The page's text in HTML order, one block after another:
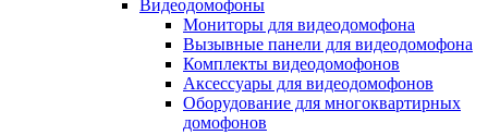
Видеодомофоны
Мониторы для видеодомофона
Вызывные панели для видеодомофона
Комплекты видеодомофонов
Аксессуары для видеодомофонов
Оборудование для многоквартирных
домофонов